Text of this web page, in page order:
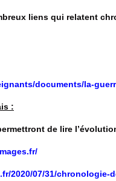
liens qui relatent
documents/la-
:
de lire
2020/07/31/chronologie-